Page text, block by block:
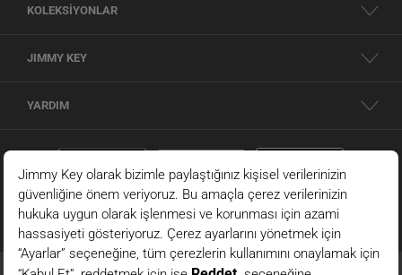
KOLEKSİYONLAR
JIMMY KEY
YARDIM